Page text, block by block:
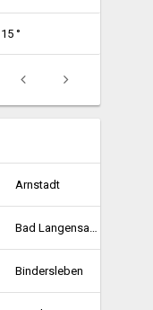
15 °
Arnstadt
Bad Langensalza
Bindersleben